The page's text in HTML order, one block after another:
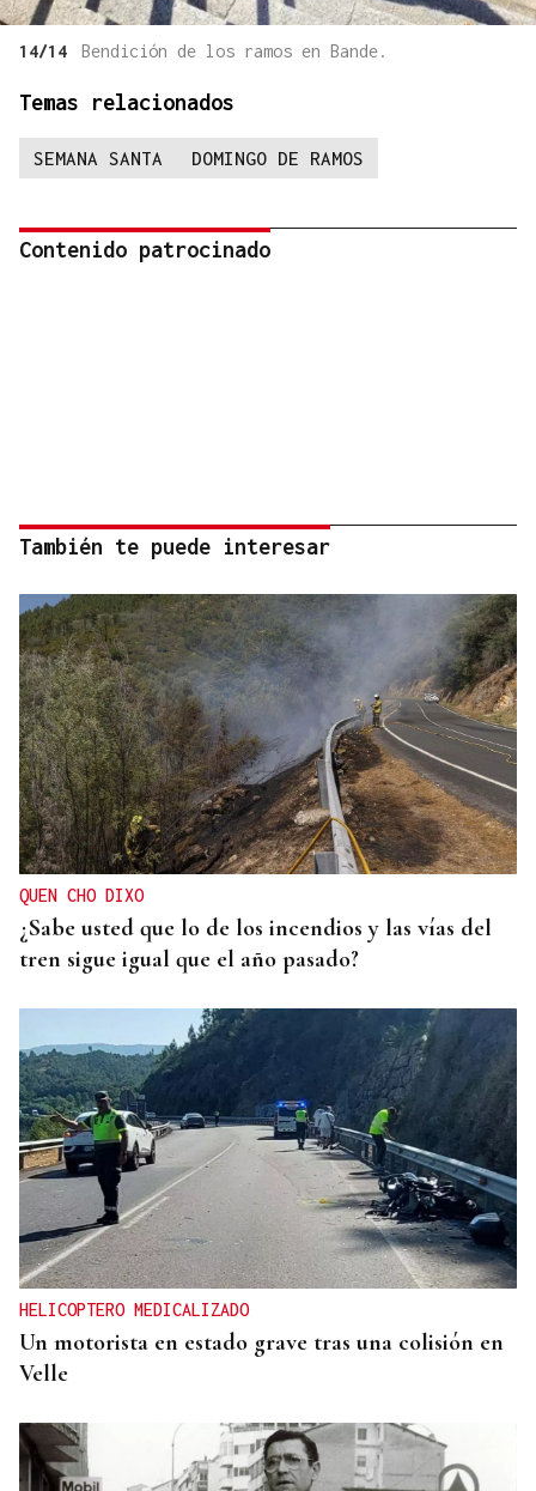
14/14 Bendición de los ramos en Bande.
Temas relacionados
SEMANA SANTA DOMINGO DE RAMOS
Contenido patrocinado
También te puede interesar
QUEN CHO DIXO
¿Sabe usted que lo de los incendios y las vías del
tren sigue igual que el año pasado?
HELICOPTERO MEDICALIZADO
Un motorista en estado grave tras una colisión en
Velle